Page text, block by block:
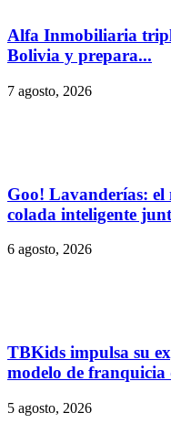
Alfa Inmobiliaria
Bolivia y prepara...
7 agosto, 2026
Goo! Lavanderías: el
colada inteligente
6 agosto, 2026
TBKids impulsa su
modelo de franquicia
5 agosto, 2026